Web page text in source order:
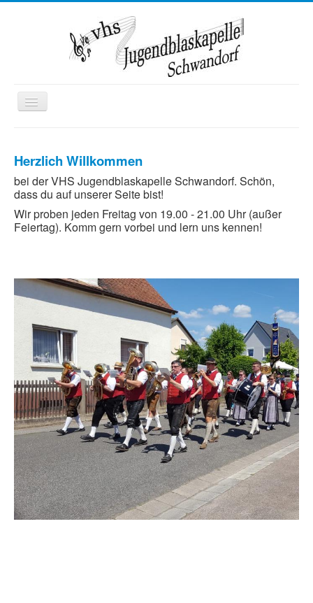
Toggle
Navigation
Wir über uns
Termine
Kontakt
Mitglied werden
Kooperationen
Herzlich Willkommen
bei der VHS Jugendblaskapelle Schwandorf. Schön,
dass du auf unserer Seite bist!
Wir proben jeden Freitag von 19.00 - 21.00 Uhr (außer
Feiertag). Komm gern vorbei und lern uns kennen!